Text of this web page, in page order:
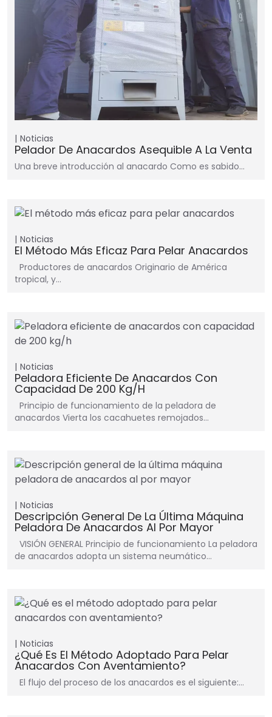
Noticias
Pelador De Anacardos Asequible A La Venta
Una breve introducción al anacardo Como es sabido…
Noticias
El Método Más Eficaz Para Pelar Anacardos
Productores de anacardos Originario de América
tropical, y…
Noticias
Peladora Eficiente De Anacardos Con
Capacidad De 200 Kg/h
Principio de funcionamiento de la peladora de
anacardos Vierta los cacahuetes remojados…
Noticias
Descripción General De La Última Máquina
Peladora De Anacardos Al Por Mayor
VISIÓN GENERAL Principio de funcionamiento La peladora
de anacardos adopta un sistema neumático…
Noticias
¿Qué Es El Método Adoptado Para Pelar
Anacardos Con Aventamiento?
El flujo del proceso de los anacardos es el siguiente:…